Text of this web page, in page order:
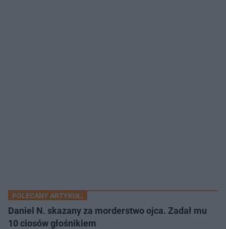
POLECANY ARTYKUŁ:
Daniel N. skazany za morderstwo ojca. Zadał mu
10 ciosów głośnikiem